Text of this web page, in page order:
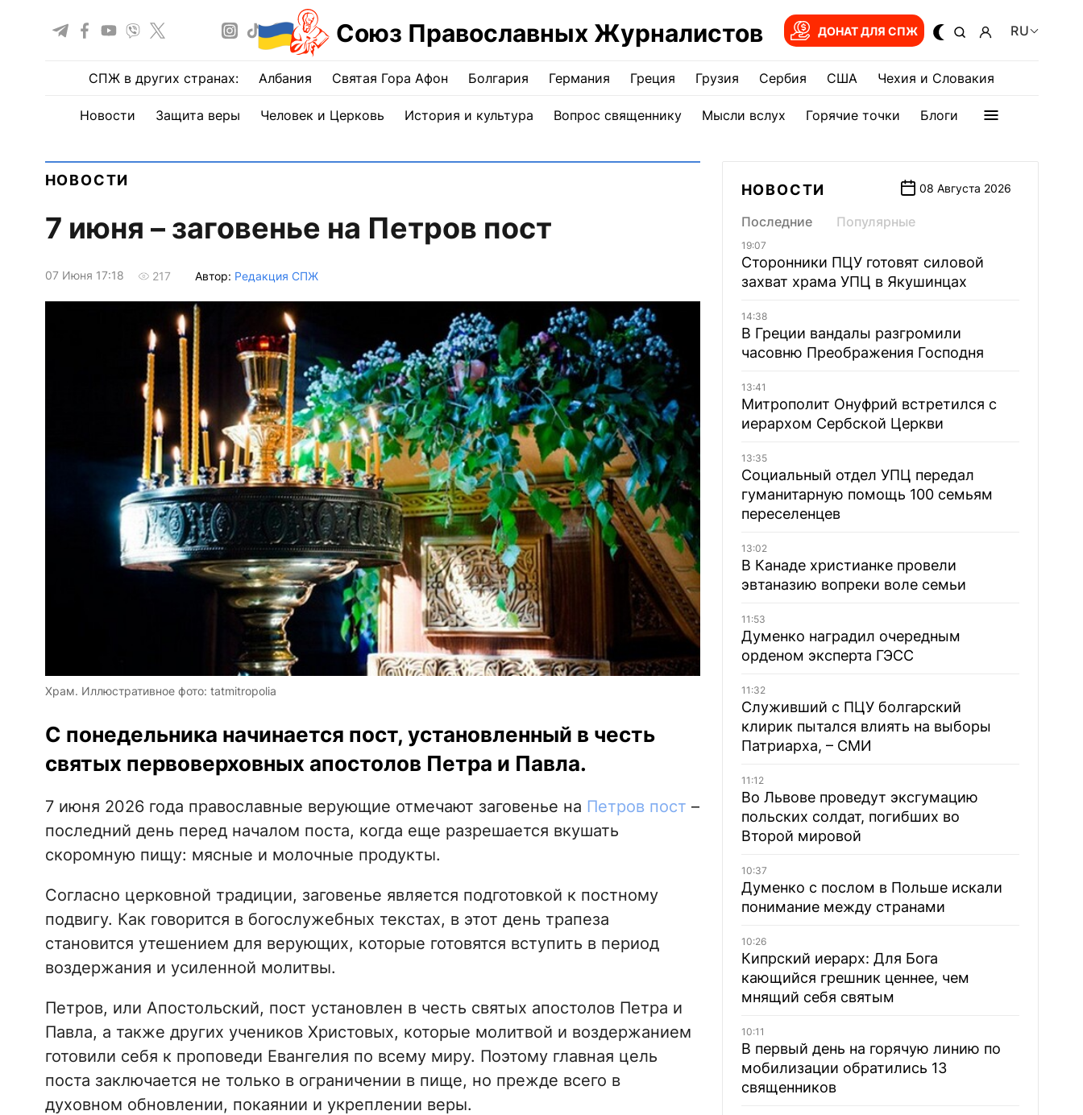
Союз Православных Журналистов ДОНАТ ДЛЯ СПЖ RU
СПЖ в других странах: Албания Святая Гора Афон Болгария Германия Греция Грузия Сербия США Чехия и Словакия
Новости Защита веры Человек и Церковь История и культура Вопрос священнику Мысли вслух Горячие точки Блоги
НОВОСТИ
7 июня – заговенье на Петров пост
07 Июня 17:18 217 Автор: Редакция СПЖ
Храм. Иллюстративное фото: tatmitropolia
С понедельника начинается пост, установленный в честь
святых первоверховных апостолов Петра и Павла.
7 июня 2026 года православные верующие отмечают заговенье на Петров пост –
последний день перед началом поста, когда еще разрешается вкушать
скоромную пищу: мясные и молочные продукты.
Согласно церковной традиции, заговенье является подготовкой к постному
подвигу. Как говорится в богослужебных текстах, в этот день трапеза
становится утешением для верующих, которые готовятся вступить в период
воздержания и усиленной молитвы.
Петров, или Апостольский, пост установлен в честь святых апостолов Петра и
Павла, а также других учеников Христовых, которые молитвой и воздержанием
готовили себя к проповеди Евангелия по всему миру. Поэтому главная цель
поста заключается не только в ограничении в пище, но прежде всего в
духовном обновлении, покаянии и укреплении веры.
НОВОСТИ 08 Августа 2026
Последние Популярные
19:07
Сторонники ПЦУ готовят силовой
захват храма УПЦ в Якушинцах
14:38
В Греции вандалы разгромили
часовню Преображения Господня
13:41
Митрополит Онуфрий встретился с
иерархом Сербской Церкви
13:35
Социальный отдел УПЦ передал
гуманитарную помощь 100 семьям
переселенцев
13:02
В Канаде христианке провели
эвтаназию вопреки воле семьи
11:53
Думенко наградил очередным
орденом эксперта ГЭСС
11:32
Служивший с ПЦУ болгарский
клирик пытался влиять на выборы
Патриарха, – СМИ
11:12
Во Львове проведут эксгумацию
польских солдат, погибших во
Второй мировой
10:37
Думенко с послом в Польше искали
понимание между странами
10:26
Кипрский иерарх: Для Бога
кающийся грешник ценнее, чем
мнящий себя святым
10:11
В первый день на горячую линию по
мобилизации обратились 13
священников